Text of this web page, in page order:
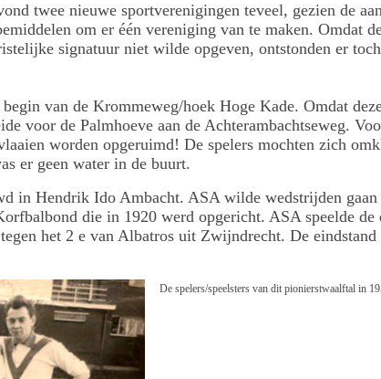
twee nieuwe sportverenigingen teveel, gezien de
om er één vereniging van te maken. Omdat
signatuur niet wilde opgeven, ontstonden er
van de Krommeweg/hoek Hoge Kade. Omdat
voor de Palmhoeve aan de Achterambachtseweg.
worden opgeruimd! De spelers mochten zich
er geen water in de buurt.
in Hendrik Ido Ambacht. ASA wilde wedstrijden gaan
die in 1920 werd opgericht. ASA speelde de
het 2 e van Albatros uit Zwijndrecht. De eindstand
De spelers/speelsters van dit pionierstwaalftal in